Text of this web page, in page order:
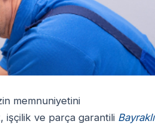
memnuniyetini
işçilik ve parça garantili Bayraklı